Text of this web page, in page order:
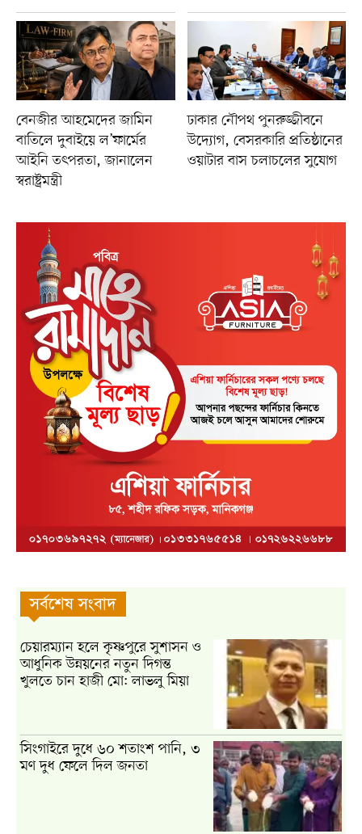
বেনজীর আহমেদের জামিন
বাতিলে দুবাইয়ে ল’ফার্মের
আইনি তৎপরতা, জানালেন
স্বরাষ্ট্রমন্ত্রী
ঢাকার নৌপথ পুনরুজ্জীবনে
উদ্যোগ, বেসরকারি প্রতিষ্ঠানের
ওয়াটার বাস চলাচলের সুযোগ
সর্বশেষ সংবাদ
চেয়ারম্যান হলে কৃষ্ণপুরে সুশাসন ও
আধুনিক উন্নয়নের নতুন দিগন্ত
খুলতে চান হাজী মো: লাভলু মিয়া
সিংগাইরে দুধে ৬০ শতাংশ পানি, ৩
মণ দুধ ফেলে দিল জনতা